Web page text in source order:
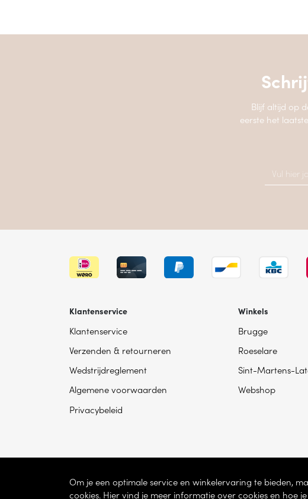
Blijf altijd op
eerste het
Klantenservice
Klantenservice
Verzenden & retourneren
Wedstrijdreglement
Algemene voorwaarden
Privacybeleid
Winkels
Brugge
Roeselare
Sint-Martens-
Webshop
© 2026 - Dhondt Interieur NV –
Om je een optimale service en winkelervaring te bieden,
cookies. Hier vind je meer informatie over cookies en hoe